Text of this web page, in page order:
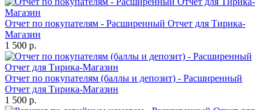
Отчет по покупателям - Расширенный Отчет для Тирика-
Магазин
1 500 р.
Отчет по покупателям (баллы и депозит) - Расширенный
Отчет для Тирика-Магазин
1 500 р.